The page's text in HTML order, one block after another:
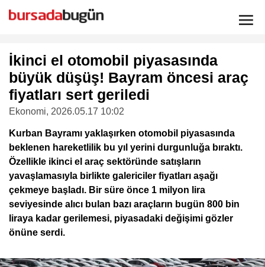
İkinci el otomobil piyasasında
büyük düşüş! Bayram öncesi araç
fiyatları sert geriledi
Ekonomi, 2026.05.17 10:02
Kurban Bayramı yaklaşırken otomobil piyasasında
beklenen hareketlilik bu yıl yerini durgunluğa bıraktı.
Özellikle ikinci el araç sektöründe satışların
yavaşlamasıyla birlikte galericiler fiyatları aşağı
çekmeye başladı. Bir süre önce 1 milyon lira
seviyesinde alıcı bulan bazı araçların bugün 800 bin
liraya kadar gerilemesi, piyasadaki değişimi gözler
önüne serdi.